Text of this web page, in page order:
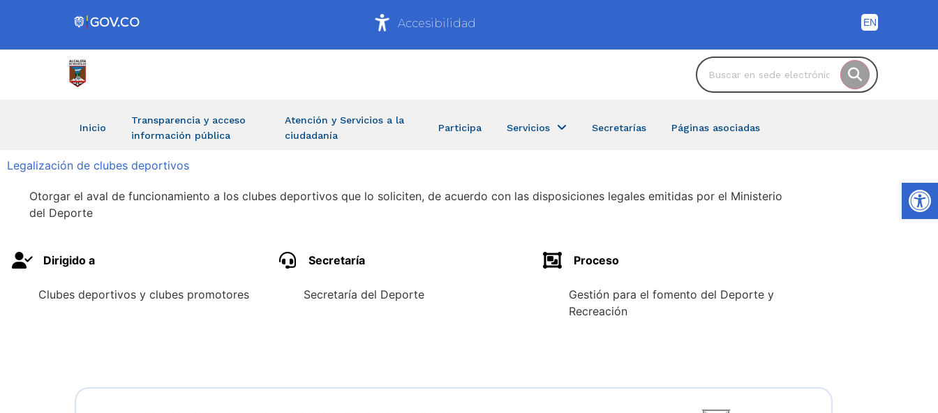
Accesibilidad
Inicio
Transparencia y acceso
información pública
Atención y Servicios a la
ciudadanía
Participa Servicios Secretarías Páginas asociadas
Legalización de clubes deportivos
Otorgar el aval de funcionamiento a los clubes deportivos que lo soliciten, de acuerdo con las disposiciones legales emitidas por el Ministerio
del Deporte
Dirigido a
Clubes deportivos y clubes promotores
Secretaría
Secretaría del Deporte
Proceso
Gestión para el fomento del Deporte y
Recreación